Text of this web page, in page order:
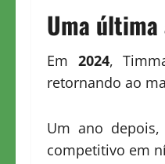
Uma
Em 2024,
retornando ao
Um ano
competitivo em